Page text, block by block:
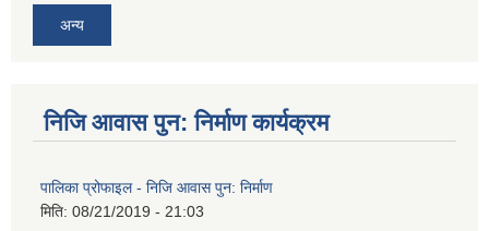
अन्य
निजि आवास पुन: निर्माण कार्यक्रम
पालिका प्रोफाइल - निजि आवास पुन: निर्माण
मिति: 08/21/2019 - 21:03